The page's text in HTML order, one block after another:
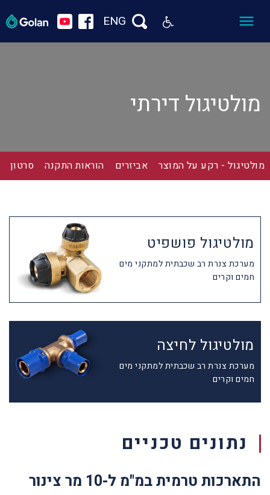
ENG
מולטיגול דירתי
מולטיגול - רקע על המוצר אביזרים הוראות התקנה סרטון
מולטיגול פושפיט
מערכת צנרת רב שכבתית למתקני מים
חמים וקרים
מולטיגול לחיצה
מערכת צנרת רב שכבתית למתקני מים
חמים וקרים
נתונים טכניים
התארכות טרמית במ"מ ל-10 מר צינור